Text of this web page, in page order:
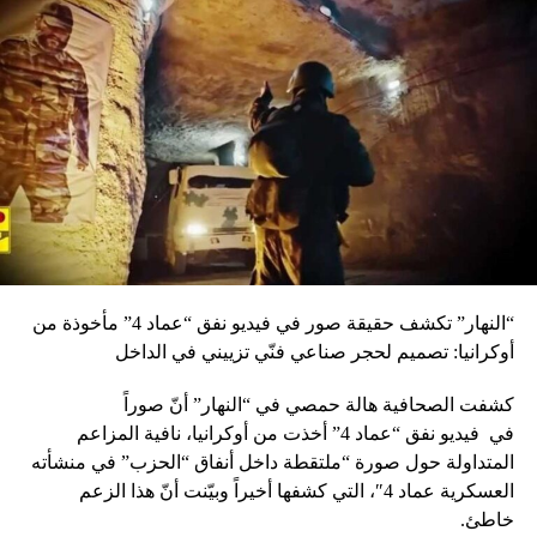
“النهار” تكشف حقيقة صور في فيديو نفق “عماد 4” مأخوذة من
أوكرانيا: تصميم لحجر صناعي فنّي تزييني في الداخل
كشفت الصحافية هالة حمصي في “النهار” أنّ صوراً
في فيديو
نفق “عماد 4” أخذت من أوكرانيا، نافية المزاعم
المتداولة حول صورة “ملتقطة داخل أنفاق “الحزب” في منشأته
العسكرية عماد 4″، التي كشفها أخيراً وبيّنت أنّ هذا الزعم
خاطئ.